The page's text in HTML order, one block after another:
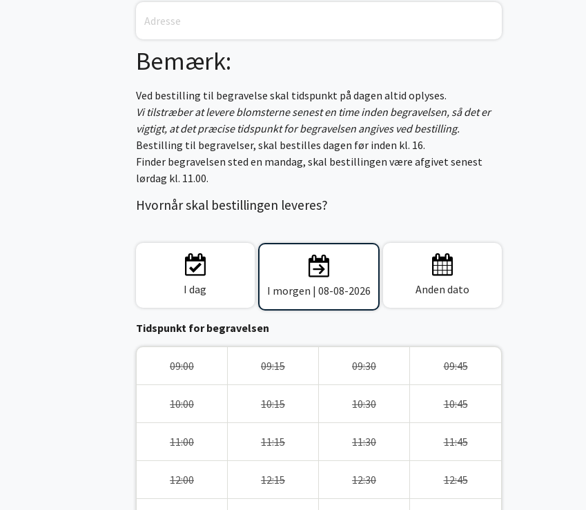
Bemærk:
Ved bestilling til begravelse skal tidspunkt på dagen altid oplyses.
Vi tilstræber at levere blomsterne senest en time inden begravelsen, så det er
vigtigt, at det præcise tidspunkt for begravelsen angives ved bestilling.
Bestilling til begravelser, skal bestilles dagen før inden kl. 16.
Finder begravelsen sted en mandag, skal bestillingen være afgivet senest
lørdag kl. 11.00.
Hvornår skal bestillingen leveres?
I dag I morgen | 08-08-2026 Anden dato
Tidspunkt for begravelsen
09:00 09:15 09:30 09:45
10:00 10:15 10:30 10:45
11:00 11:15 11:30 11:45
12:00 12:15 12:30 12:45